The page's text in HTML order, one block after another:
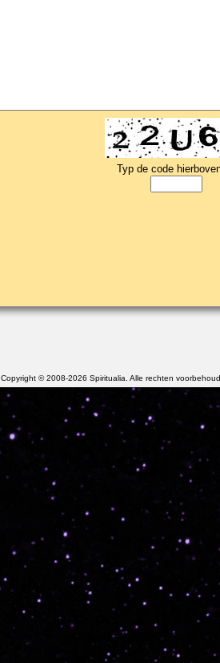
Typ de code
Copyright © 2008-2026 Spiritualia. Alle rechten